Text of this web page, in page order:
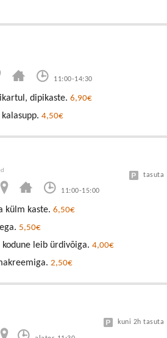
11:00-14:30
dipikaste. 6,90€
4,50€
11:00-15:00
tasuta
külm kaste. 6,50€
5,50€
kodune leib ürdivõiga. 4,00€
2,50€
kuni 2h tasuta